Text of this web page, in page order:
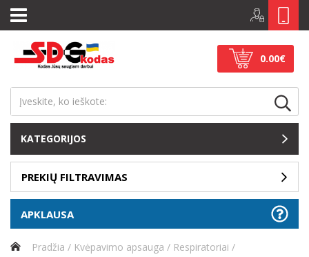
0.00€
KATEGORIJOS
PREKIŲ FILTRAVIMAS
APKLAUSA
Pradžia Kvėpavimo apsauga Respiratoriai